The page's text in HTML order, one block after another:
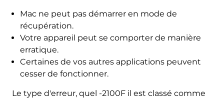
Mac ne peut pas démarrer en mode de
récupération.
Votre appareil peut se comporter de manière
erratique.
Certaines de vos autres applications peuvent
cesser de fonctionner.
Le type d'erreur, quel -2100F il est classé comme